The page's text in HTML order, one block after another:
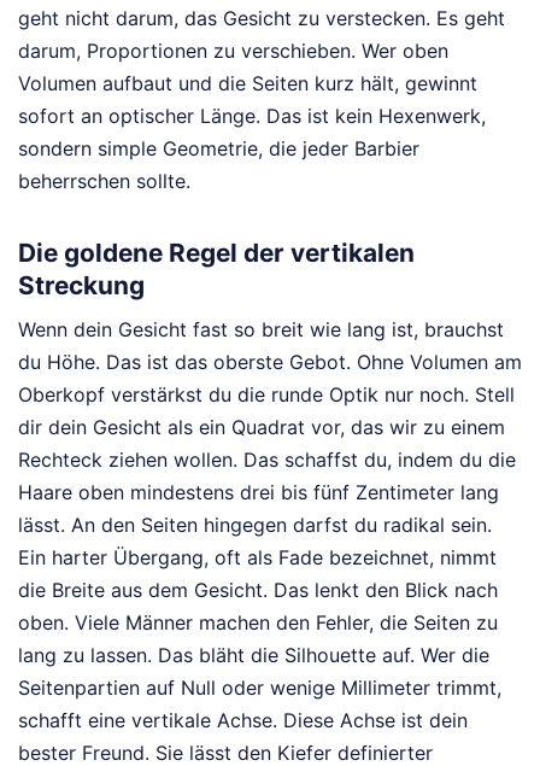
geht nicht darum, das Gesicht zu verstecken. Es geht
darum, Proportionen zu verschieben. Wer oben
Volumen aufbaut und die Seiten kurz hält, gewinnt
sofort an optischer Länge. Das ist kein Hexenwerk,
sondern simple Geometrie, die jeder Barbier
beherrschen sollte.
Die goldene Regel der vertikalen
Streckung
Wenn dein Gesicht fast so breit wie lang ist, brauchst
du Höhe. Das ist das oberste Gebot. Ohne Volumen am
Oberkopf verstärkst du die runde Optik nur noch. Stell
dir dein Gesicht als ein Quadrat vor, das wir zu einem
Rechteck ziehen wollen. Das schaffst du, indem du die
Haare oben mindestens drei bis fünf Zentimeter lang
lässt. An den Seiten hingegen darfst du radikal sein.
Ein harter Übergang, oft als Fade bezeichnet, nimmt
die Breite aus dem Gesicht. Das lenkt den Blick nach
oben. Viele Männer machen den Fehler, die Seiten zu
lang zu lassen. Das bläht die Silhouette auf. Wer die
Seitenpartien auf Null oder wenige Millimeter trimmt,
schafft eine vertikale Achse. Diese Achse ist dein
bester Freund. Sie lässt den Kiefer definierter